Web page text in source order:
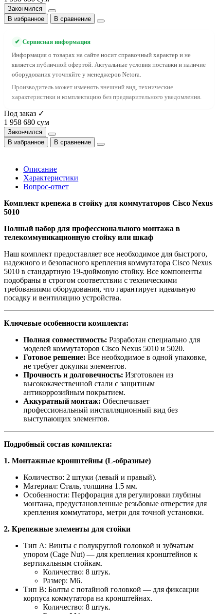
Закончился
В избранное
В сравнение
✔ Сервисная информация
Информация о товарах на сайте носит справочный характер и не
является публичной офертой. Актуальные условия поставки и наличие
оборудования уточняйте у менеджеров Netora.
Производитель может изменять внешний вид, технические
характеристики и комплектацию без предварительного уведомления.
Под заказ ✓
1 958 680 сум
Закончился
В избранное
В сравнение
Описание
Характеристики
Вопрос-ответ
Комплект крепежа в стойку для коммутаторов Cisco Nexus
5010
Полный набор для профессионального монтажа в
телекоммуникационную стойку или шкаф
Наш комплект предоставляет все необходимое для быстрого,
надежного и безопасного крепления коммутатора Cisco Nexus
5010 в стандартную 19-дюймовую стойку. Все компоненты
подобраны в строгом соответствии с техническими
требованиями оборудования, что гарантирует идеальную
посадку и вентиляцию устройства.
Ключевые особенности комплекта:
Полная совместимость: Разработан специально для
моделей коммутаторов Cisco Nexus 5010 и 5020.
Готовое решение: Все необходимое в одной упаковке,
не требует докупки элементов.
Прочность и долговечность: Изготовлен из
высококачественной стали с защитным
антикоррозийным покрытием.
Аккуратный монтаж: Обеспечивает
профессиональный инсталляционный вид без
выступающих элементов.
Подробный состав комплекта:
1. Монтажные кронштейны (L-образные)
Количество: 2 штуки (левый и правый).
Материал: Сталь, толщина 1.5 мм.
Особенности: Перфорация для регулировки глубины
монтажа, предустановленные резьбовые отверстия для
крепления коммутатора, метри для точной установки.
2. Крепежные элементы для стойки
Тип A: Винты с полукруглой головкой и зубчатым
упором (Cage Nut) — для крепления кронштейнов к
вертикальным стойкам.
Количество: 8 штук.
Размер: M6.
Тип B: Болты с потайной головкой — для фиксации
корпуса коммутатора на кронштейнах.
Количество: 8 штук.